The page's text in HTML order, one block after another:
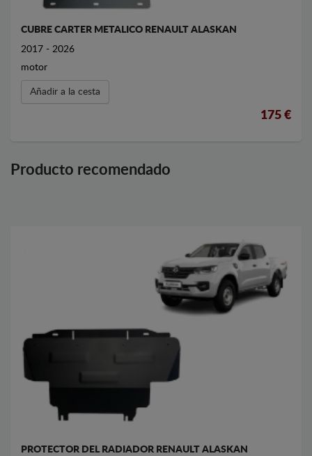
CUBRE CARTER METALICO RENAULT ALASKAN
2017 - 2026
motor
Añadir a la cesta
175 €
Producto recomendado
PROTECTOR DEL RADIADOR RENAULT ALASKAN